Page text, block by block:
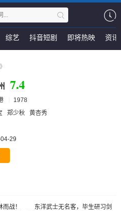
综艺 抖音短剧 即将热映 资讯
7.4
1978
郑少秋
黄杏秀
29
而战！ 东洋武士无名客，毕生研习剑